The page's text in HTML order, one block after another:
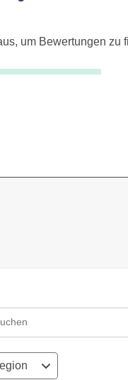
um Bewertungen zu
Suchregion